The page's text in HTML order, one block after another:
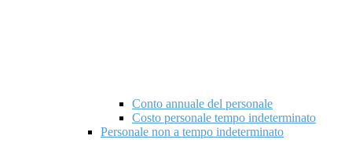
Conto annuale del personale
Costo personale tempo indeterminato
Personale non a tempo indeterminato